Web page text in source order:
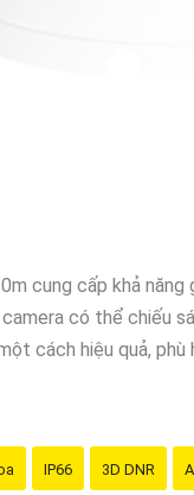
cung cấp khả
có thể chiếu
cách hiệu quả,
IP66 3D DNR